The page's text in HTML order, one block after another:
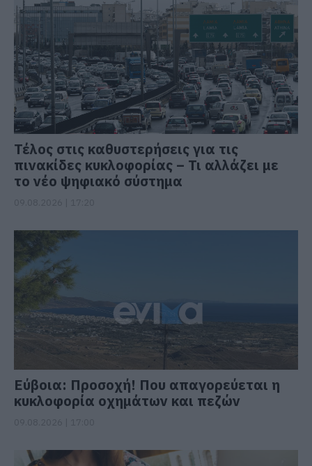
Τέλος στις καθυστερήσεις για τις
πινακίδες κυκλοφορίας – Τι αλλάζει με
το νέο ψηφιακό σύστημα
Εύβοια: Προσοχή! Που απαγορεύεται η
κυκλοφορία οχημάτων και πεζών